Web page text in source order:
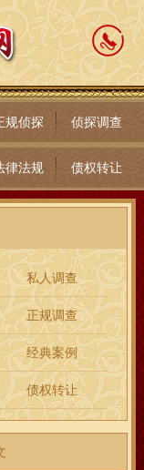
规侦探 侦探调查
律法规 债权转让
私人调查
正规调查
经典案例
债权转让